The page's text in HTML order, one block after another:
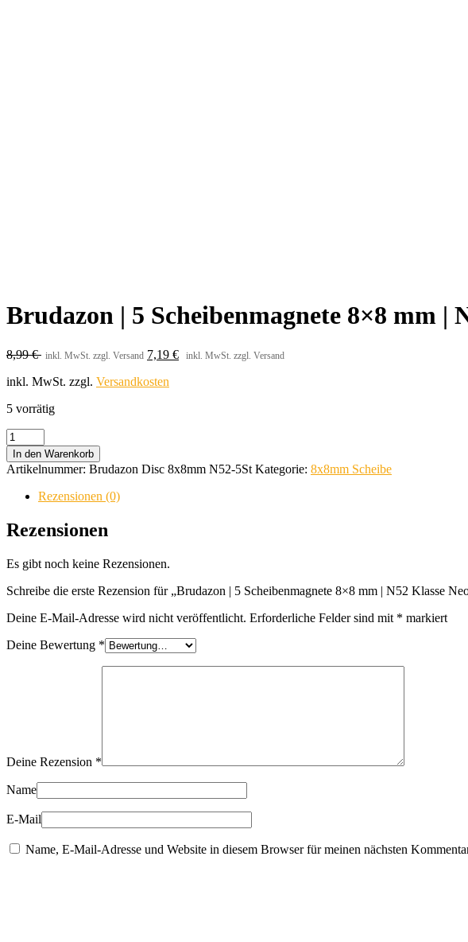
Brudazon | 5 Scheibenmagnete 8×8 mm |
8,99€ inkl. MwSt. zzgl. Versand 7,19 € inkl. MwSt. zzgl. Versand
inkl. MwSt. zzgl. Versandkosten
5 vorrätig
Brudazon
|
5
Scheibenmagnete
|
N52
Neodym
|
Menge
In den Warenkorb
Artikelnummer: Brudazon Disc 8x8mm N52-5St Kategorie: 8x8mm Scheibe
Rezensionen (0)
Rezensionen
Es gibt noch keine Rezensionen.
Schreibe die erste Rezension für „Brudazon | 5 Scheibenmagnete 8×8 mm | N52 Klasse
Deine E-Mail-Adresse wird nicht veröffentlicht. Erforderliche Felder sind mit * markiert
Deine Bewertung *
Deine Rezension *
Name
E-Mail
Name, E-Mail-Adresse und Website in diesem Browser für meinen nächsten